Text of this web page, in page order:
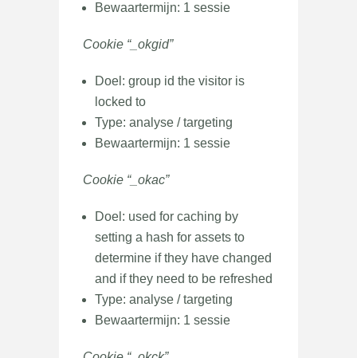
Bewaartermijn: 1 sessie
Cookie “_okgid”
Doel: group id the visitor is
locked to
Type: analyse / targeting
Bewaartermijn: 1 sessie
Cookie “_okac”
Doel: used for caching by
setting a hash for assets to
determine if they have changed
and if they need to be refreshed
Type: analyse / targeting
Bewaartermijn: 1 sessie